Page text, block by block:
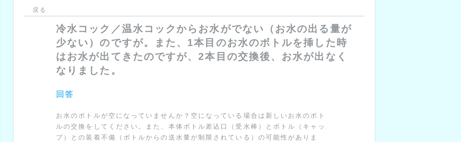
戻る
冷水コック／温水コックからお水がでない（お水の出る量が
少ない）のですが。また、1本目のお水のボトルを挿した時
はお水が出てきたのですが、2本目の交換後、お水が出なく
なりました。
回答
お水のボトルが空になっていませんか？空になっている場合は新しいお水のボト
ルの交換をしてください。また、本体ボトル差込口（受水棒）とボトル（キャッ
プ）との装着不備（ボトルからの送水量が制限されている）の可能性がありま